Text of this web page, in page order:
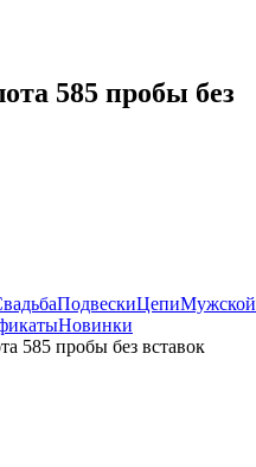
585 пробы без
ПодвескиЦепиМужской
Новинки
585 пробы без вставок